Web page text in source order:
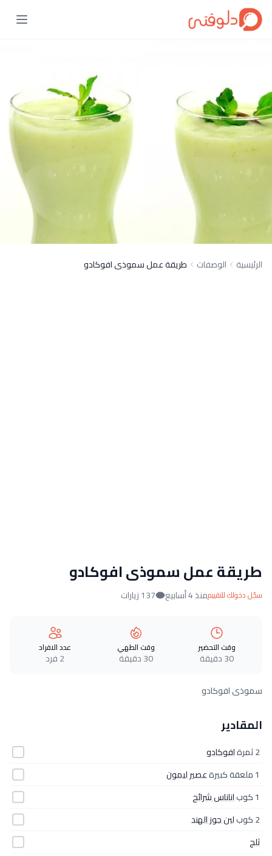
الرئيسية الوصفات طريقة عمل سموذى افوكادو
طريقة عمل سموذى افوكادو
سجّل دخولك للتقييممنذ 4 أسابيع 137 زيارات
وقت التحضير
30 دقيقة
وقت الطهي
30 دقيقة
عدد الافراد
2 فرد
سموذى افوكادو
المقادير
2 ثمرة
افوكادو
1 ملعقة كبيرة
عصير ليمون
1 كوب
اناناس شرائح
2 كوب
لبن جوز الهند
ثلج